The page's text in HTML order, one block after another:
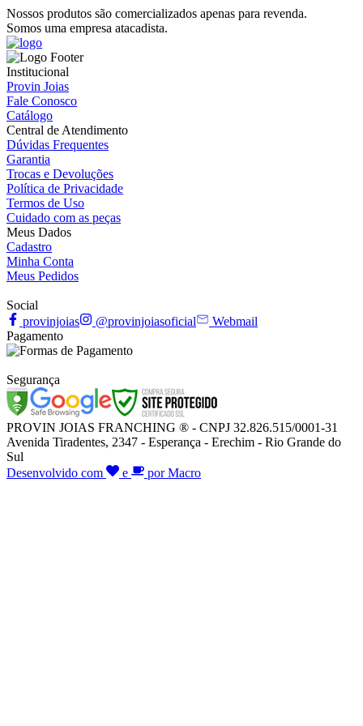
Nossos produtos são comercializados apenas para revenda.
Somos uma empresa atacadista.
Institucional
Provin Joias
Fale Conosco
Catálogo
Central de Atendimento
Dúvidas Frequentes
Garantia
Trocas e Devoluções
Política de Privacidade
Termos de Uso
Cuidado com as peças
Meus Dados
Cadastro
Minha Conta
Meus Pedidos
Social
provinjoias
@provinjoiasoficial
Webmail
Pagamento
Segurança
PROVIN JOIAS FRANCHING ® - CNPJ 32.826.515/0001-31
Avenida Tiradentes, 2347 - Esperança - Erechim - Rio Grande do
Sul
Desenvolvido com
e por Macro